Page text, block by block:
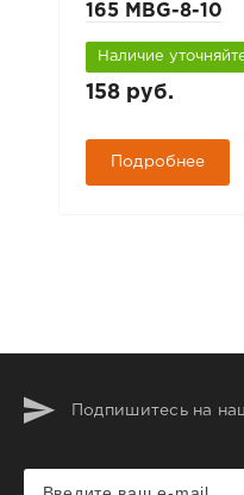
165 MBG-8-10
Наличие
158 руб.
Подробнее
Подпишитесь на